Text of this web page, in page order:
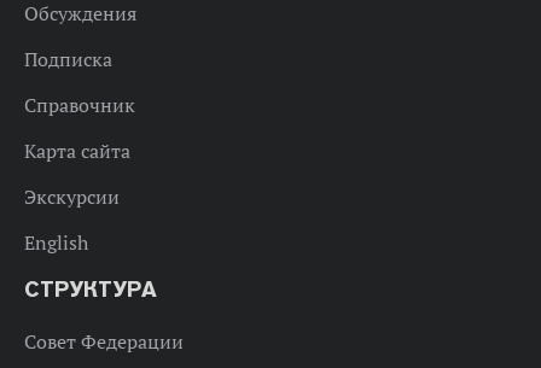
Обсуждения
Подписка
Справочник
Карта сайта
Экскурсии
English
СТРУКТУРА
Совет Федерации